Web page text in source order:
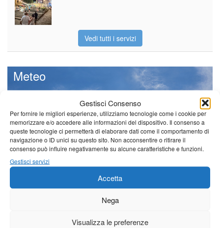
Gestisci Consenso
Per fornire le migliori esperienze, utilizziamo tecnologie come i cookie per
memorizzare e/o accedere alle informazioni del dispositivo. Il consenso a
queste tecnologie ci permetterà di elaborare dati come il comportamento di
navigazione o ID unici su questo sito. Non acconsentire o ritirare il
consenso può influire negativamente su alcune caratteristiche e funzioni.
Gestisci servizi
Accetta
Nega
Visualizza le preferenze
Vedi tutti i servizi
Meteo
Il tempo di questo fine
settimana. temperature ancora
ben al di sopra dei valori
stagionali
Leggi tutto…
Domenica